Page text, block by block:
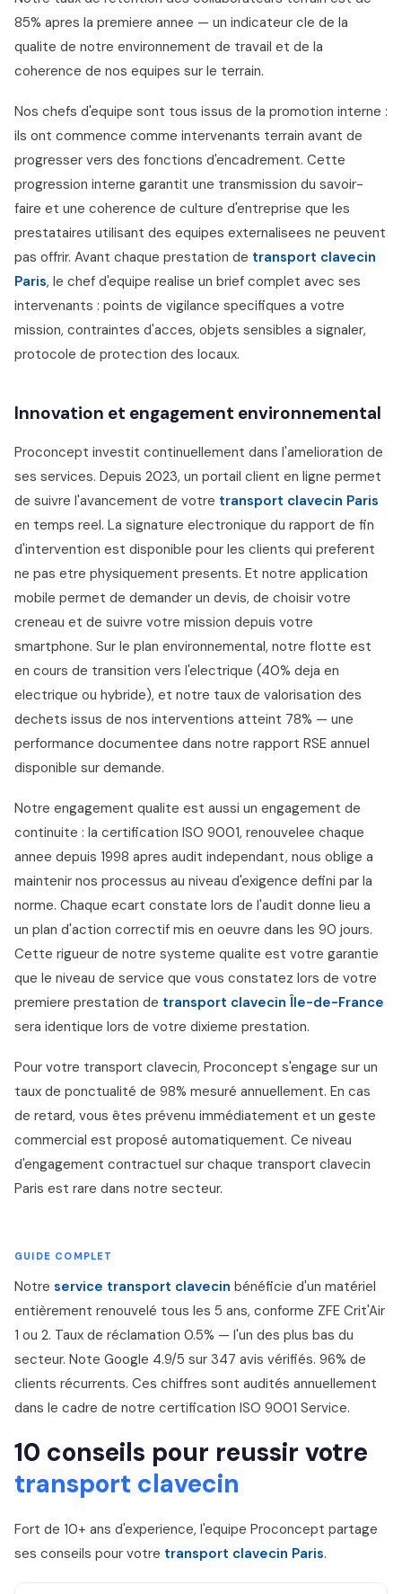
85% apres la premiere annee — un indicateur cle de la
qualite de notre environnement de travail et de la
coherence de nos equipes sur le terrain.
Nos chefs d'equipe sont tous issus de la promotion interne :
ils ont commence comme intervenants terrain avant de
progresser vers des fonctions d'encadrement. Cette
progression interne garantit une transmission du savoir-
faire et une coherence de culture d'entreprise que les
prestataires utilisant des equipes externalisees ne peuvent
pas offrir. Avant chaque prestation de transport clavecin
Paris, le chef d'equipe realise un brief complet avec ses
intervenants : points de vigilance specifiques a votre
mission, contraintes d'acces, objets sensibles a signaler,
protocole de protection des locaux.
Innovation et engagement environnemental
Proconcept investit continuellement dans l'amelioration de
ses services. Depuis 2023, un portail client en ligne permet
de suivre l'avancement de votre transport clavecin Paris
en temps reel. La signature electronique du rapport de fin
d'intervention est disponible pour les clients qui preferent
ne pas etre physiquement presents. Et notre application
mobile permet de demander un devis, de choisir votre
creneau et de suivre votre mission depuis votre
smartphone. Sur le plan environnemental, notre flotte est
en cours de transition vers l'electrique (40% deja en
electrique ou hybride), et notre taux de valorisation des
dechets issus de nos interventions atteint 78% — une
performance documentee dans notre rapport RSE annuel
disponible sur demande.
Notre engagement qualite est aussi un engagement de
continuite : la certification ISO 9001, renouvelee chaque
annee depuis 1998 apres audit independant, nous oblige a
maintenir nos processus au niveau d'exigence defini par la
norme. Chaque ecart constate lors de l'audit donne lieu a
un plan d'action correctif mis en oeuvre dans les 90 jours.
Cette rigueur de notre systeme qualite est votre garantie
que le niveau de service que vous constatez lors de votre
premiere prestation de transport clavecin Île-de-France
sera identique lors de votre dixieme prestation.
Pour votre transport clavecin, Proconcept s'engage sur un
taux de ponctualité de 98% mesuré annuellement. En cas
de retard, vous êtes prévenu immédiatement et un geste
commercial est proposé automatiquement. Ce niveau
d'engagement contractuel sur chaque transport clavecin
Paris est rare dans notre secteur.
GUIDE COMPLET
Notre service transport clavecin bénéficie d'un matériel
entièrement renouvelé tous les 5 ans, conforme ZFE Crit'Air
1 ou 2. Taux de réclamation 0.5% — l'un des plus bas du
secteur. Note Google 4.9/5 sur 347 avis vérifiés. 96% de
clients récurrents. Ces chiffres sont audités annuellement
dans le cadre de notre certification ISO 9001 Service.
10 conseils pour reussir votre
transport clavecin
Fort de 10+ ans d'experience, l'equipe Proconcept partage
ses conseils pour votre transport clavecin Paris.